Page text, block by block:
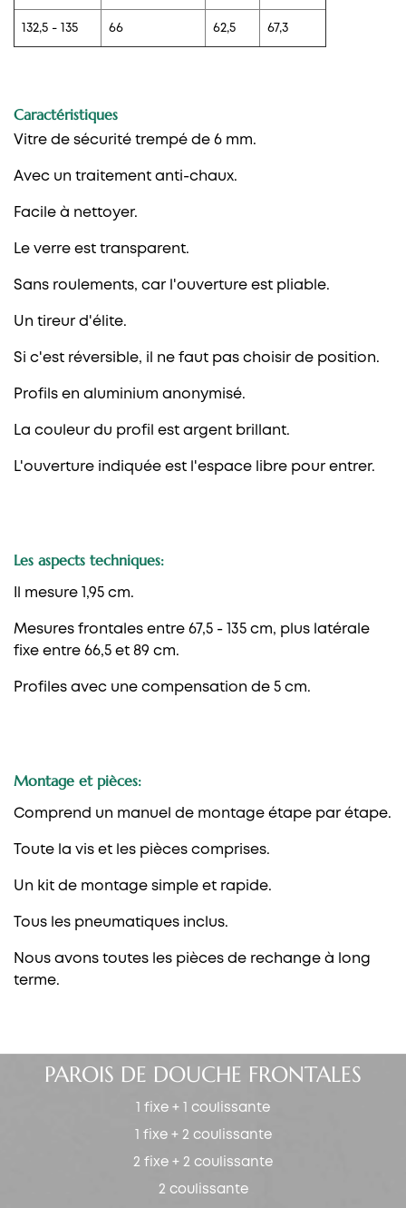
132,5 - 135 66 62,5 67,3
Caractéristiques
Vitre de sécurité trempé de 6 mm.
Avec un traitement anti-chaux.
Facile à nettoyer.
Le verre est transparent.
Sans roulements, car l'ouverture est pliable.
Un tireur d'élite.
Si c'est réversible, il ne faut pas choisir de position.
Profils en aluminium anonymisé.
La couleur du profil est argent brillant.
L'ouverture indiquée est l'espace libre pour entrer.
Les aspects techniques:
Il mesure 1,95 cm.
Mesures frontales entre 67,5 - 135 cm, plus latérale
fixe entre 66,5 et 89 cm.
Profiles avec une compensation de 5 cm.
Montage et pièces:
Comprend un manuel de montage étape par étape.
Toute la vis et les pièces comprises.
Un kit de montage simple et rapide.
Tous les pneumatiques inclus.
Nous avons toutes les pièces de rechange à long
terme.
PAROIS DE DOUCHE FRONTALES
1 fixe + 1 coulissante
1 fixe + 2 coulissante
2 fixe + 2 coulissante
2 coulissante